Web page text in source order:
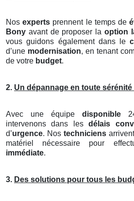
Nosexperts prennent le temps de
Bony avant de proposer la option
vous guidons également dans le
d’une modernisation, en tenant
de votre budget.
2. Un dépannage en toute
Avec une équipe disponible
intervenons dans lesdélais
d’urgence. Nos techniciens
matériel nécessaire pour
immédiate.
3. Des solutions pour tous les